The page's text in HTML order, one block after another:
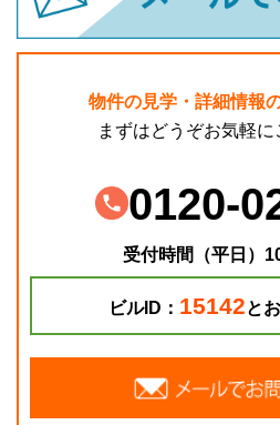
物件の見学・詳細情報
まずはどうぞお気軽に
0120-
受付時間（平日）
ビルID： 15142と